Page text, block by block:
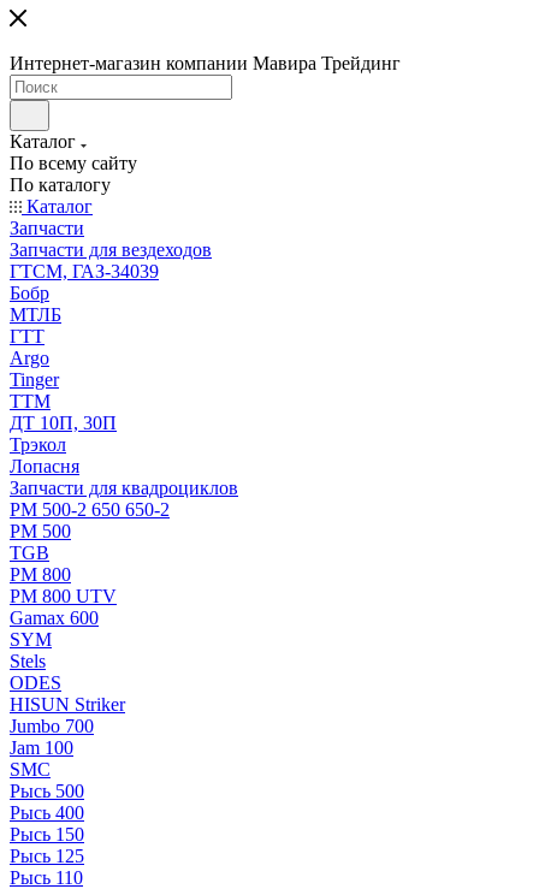
Интернет-магазин компании Мавира Трейдинг
Каталог
По всему сайту
По каталогу
Каталог
Запчасти
Запчасти для вездеходов
ГТСМ, ГАЗ-34039
Бобр
МТЛБ
ГТТ
Argo
Tinger
ТТМ
ДТ 10П, 30П
Трэкол
Лопасня
Запчасти для квадроциклов
РМ 500-2 650 650-2
РМ 500
TGB
РМ 800
РМ 800 UTV
Gamax 600
SYM
Stels
ОDЕS
HISUN Striker
Jumbo 700
Jam 100
SMC
Рысь 500
Рысь 400
Рысь 150
Рысь 125
Рысь 110